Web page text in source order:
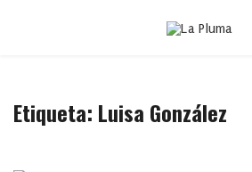
Etiqueta: Luisa González